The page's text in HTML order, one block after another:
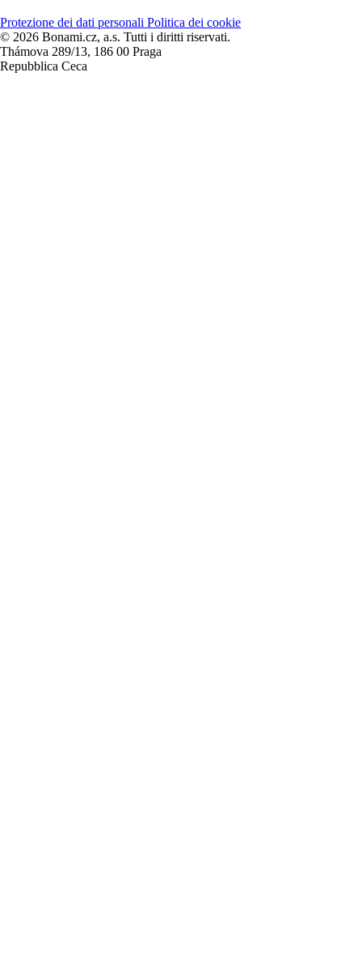
Protezione dei dati personali Politica dei cookie
© 2026 Bonami.cz, a.s. Tutti i diritti riservati.
Thámova 289/13, 186 00 Praga
Repubblica Ceca